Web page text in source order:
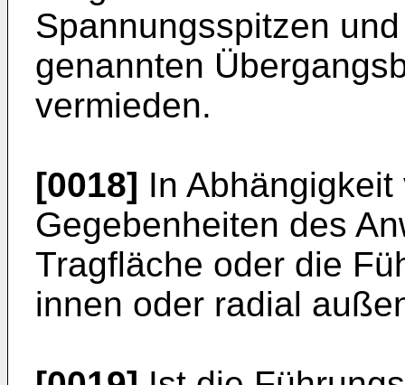
Spannungsspitzen
genannten
vermieden.
[0018] In
Gegebenheiten des
Tragfläche oder die
innen oder radial